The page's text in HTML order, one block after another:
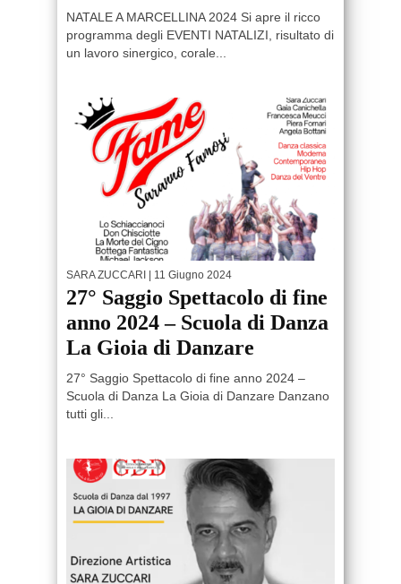
NATALE A MARCELLINA 2024 Si apre il ricco
programma degli EVENTI NATALIZI, risultato di
un lavoro sinergico, corale...
SARA ZUCCARI | 11 Giugno 2024
27° Saggio Spettacolo di fine
anno 2024 – Scuola di Danza
La Gioia di Danzare
27° Saggio Spettacolo di fine anno 2024 –
Scuola di Danza La Gioia di Danzare Danzano
tutti gli...